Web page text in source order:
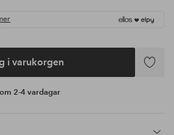
i varukorgen
Lägg
2-4 vardagar